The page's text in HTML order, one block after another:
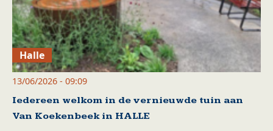
Halle
13/06/2026 - 09:09
Iedereen welkom in de vernieuwde tuin aan
Van Koekenbeek in HALLE